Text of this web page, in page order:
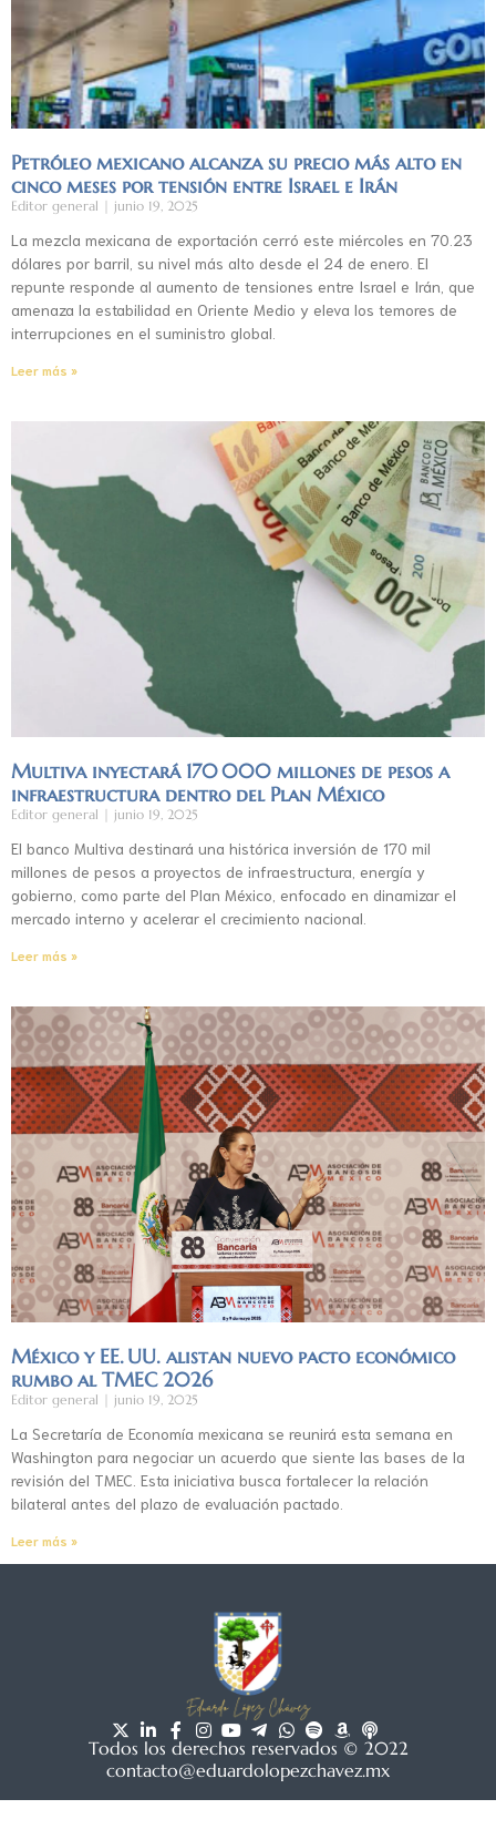
Petróleo mexicano alcanza su precio más alto en
cinco meses por tensión entre Israel e Irán
Editor general junio 19, 2025
La mezcla mexicana de exportación cerró este miércoles en 70.23
dólares por barril, su nivel más alto desde el 24 de enero. El
repunte responde al aumento de tensiones entre Israel e Irán, que
amenaza la estabilidad en Oriente Medio y eleva los temores de
interrupciones en el suministro global.
Leer más »
Multiva inyectará 170 000 millones de pesos a
infraestructura dentro del Plan México
Editor general junio 19, 2025
El banco Multiva destinará una histórica inversión de 170 mil
millones de pesos a proyectos de infraestructura, energía y
gobierno, como parte del Plan México, enfocado en dinamizar el
mercado interno y acelerar el crecimiento nacional.
Leer más »
México y EE. UU. alistan nuevo pacto económico
rumbo al TMEC 2026
Editor general junio 19, 2025
La Secretaría de Economía mexicana se reunirá esta semana en
Washington para negociar un acuerdo que siente las bases de la
revisión del TMEC. Esta iniciativa busca fortalecer la relación
bilateral antes del plazo de evaluación pactado.
Leer más »
Todos los derechos reservados © 2022
contacto@eduardolopezchavez.mx